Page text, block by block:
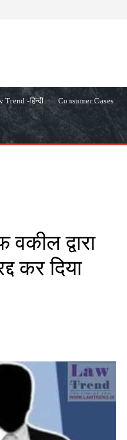
Trend -हिन्दी Consumer Cases
द्वारा
कर दिया